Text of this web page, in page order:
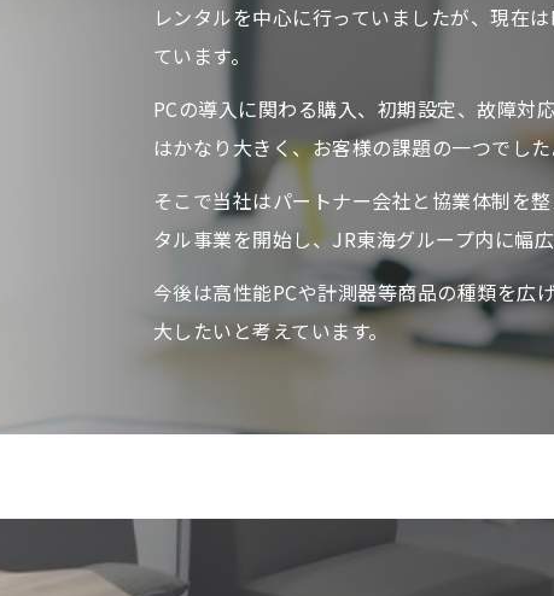
レンタルを中心に行っていましたが、現在
ています。
PCの導入に関わる購入、初期設定、故障対
はかなり大きく、お客様の課題の一つでし
そこで当社はパートナー会社と協業体制を
タル事業を開始し、JR東海グループ内に幅広
今後は高性能PCや計測器等商品の種類を広
大したいと考えています。